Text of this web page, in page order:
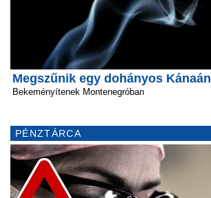
Megszűnik egy dohányos Kánaán
Bekeményítenek Montenegróban
PÉNZTÁRCA